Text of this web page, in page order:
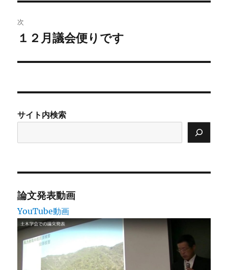
ビ
ゲ
ー
ン
投
稿:
次
次
投
１２月議会便りです
サイト内検索
論文発表動画
YouTube動画